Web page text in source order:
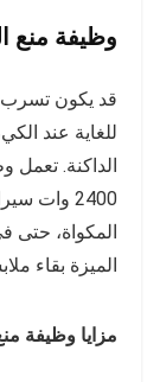
وظيفة منع
قد يكون تسرب
للغاية عند
الداكنة. تعمل
2400
المكواة، حتى
الميزة بقاء
مزايا وظيفة